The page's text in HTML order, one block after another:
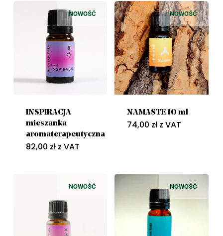
NOWOŚĆ
INSPIRACJA
mieszanka
aromaterapeutyczna
82,00 zł z VAT
NOWOŚĆ
NAMASTE 10 ml
74,00 zł z VAT
NOWOŚĆ NOWOŚĆ